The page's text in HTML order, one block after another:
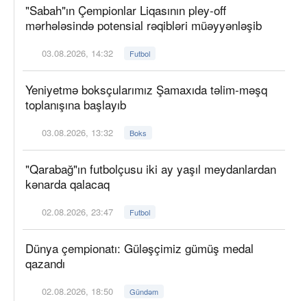
"Sabah"ın Çempionlar Liqasının pley-off
mərhələsində potensial rəqibləri müəyyənləşib
03.08.2026, 14:32 Futbol
Yeniyetmə boksçularımız Şamaxıda təlim-məşq
toplanışına başlayıb
03.08.2026, 13:32 Boks
"Qarabağ"ın futbolçusu iki ay yaşıl meydanlardan
kənarda qalacaq
02.08.2026, 23:47 Futbol
Dünya çempionatı: Güləşçimiz gümüş medal
qazandı
02.08.2026, 18:50 Gündəm